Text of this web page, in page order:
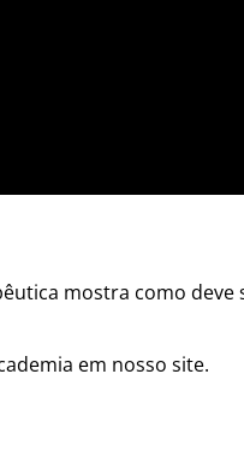
mostra como
em nosso site.